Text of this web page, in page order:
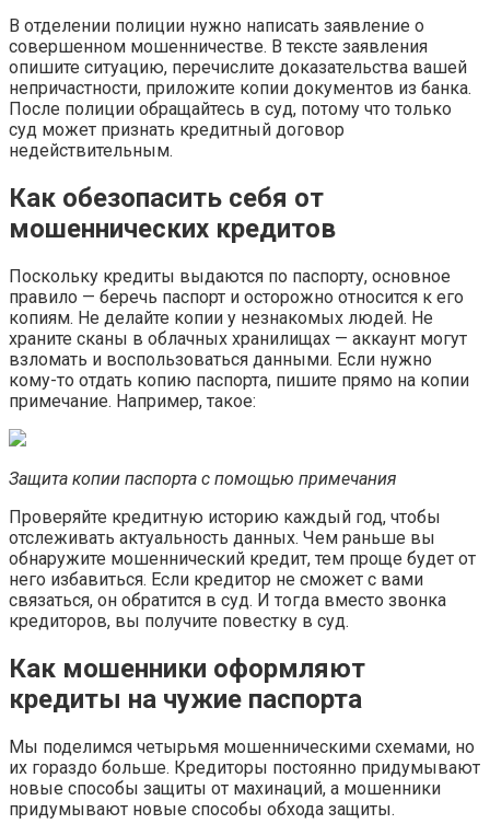
В отделении полиции нужно написать заявление о
совершенном мошенничестве. В тексте заявления
опишите ситуацию, перечислите доказательства вашей
непричастности, приложите копии документов из банка.
После полиции обращайтесь в суд, потому что только
суд может признать кредитный договор
недействительным.
Как обезопасить себя от
мошеннических кредитов
Поскольку кредиты выдаются по паспорту, основное
правило — беречь паспорт и осторожно относится к его
копиям. Не делайте копии у незнакомых людей. Не
храните сканы в облачных хранилищах — аккаунт могут
взломать и воспользоваться данными. Если нужно
кому-то отдать копию паспорта, пишите прямо на копии
примечание. Например, такое:
Защита копии паспорта с помощью примечания
Проверяйте кредитную историю каждый год, чтобы
отслеживать актуальность данных. Чем раньше вы
обнаружите мошеннический кредит, тем проще будет от
него избавиться. Если кредитор не сможет с вами
связаться, он обратится в суд. И тогда вместо звонка
кредиторов, вы получите повестку в суд.
Как мошенники оформляют
кредиты на чужие паспорта
Мы поделимся четырьмя мошенническими схемами, но
их гораздо больше. Кредиторы постоянно придумывают
новые способы защиты от махинаций, а мошенники
придумывают новые способы обхода защиты.